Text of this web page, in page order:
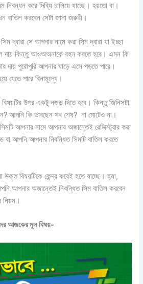
করে দিব্যি চালিয়ে যাচ্ছে। হয়তো বা।
বাতিল করবেন সেটা জানা জরুরী।
দ্বারা সে আপনার নামে করা সিম দ্বারা যা ইচ্ছা
দায় কিন্তু আওঅঅনাকে বহন করতে হবে। এমন কি
দায় পুরোপুরি আপনার ঘাড়ে এসে পড়তে পারে।
পারে বিনামূল্যে।
উপর একটু নজড় দিতে হবে। কিন্তু জিনিসটা
আপনি কি ভাবছেন সব শেষ? না মোটেও না।
আপনার নামে আপনার অজান্তেই রেজিস্ট্রার করা
বা আপনি আপনার নিবন্ধিত সিমটি বাতিল করতে
বিষয়টিকে কেন্দ্র করেই হতে যাচ্ছে। হ্যা,
আপনার অজান্তেই নিবন্ধিত সিম বাতিল করবেন
নিয়ম।
আজকের মূল বিষয়-